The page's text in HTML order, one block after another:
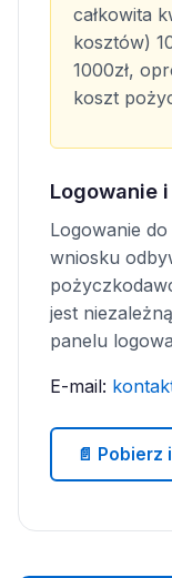
całkowita
kosztów)
1000zł,
koszt
Logowanie
Logowanie
wniosku
jest
panelu
E-mail:
📄 Pobierz